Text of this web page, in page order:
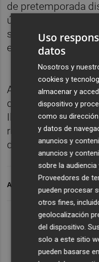
de pretemporada
único que no han
saldado también
empate ante el
Al Castellón le
de arrancar la Liga.
Ibiza (11 de
restantes le
de agosto) y al
ARCHIVADO EN
Uso
datos
Nosotros y
cookies y
almacenar y
dispositivo y
como su
y datos de
anuncios y
anuncios y
sobre la
Proveedores de
pueden procesar
otros fines,
geolocalización
del dispositivo.
solo a este sitio
pueden basarse